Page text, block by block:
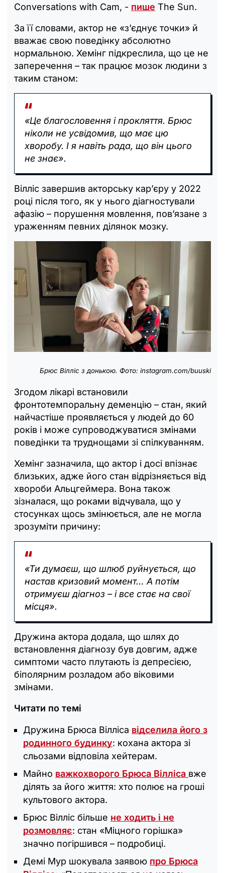
Conversations with Cam, - пише The Sun.
За її словами, актор не «з’єднує точки» й
вважає свою поведінку абсолютно
нормальною. Хемінг підкреслила, що це не
заперечення – так працює мозок людини з
таким станом:
«Це благословення і прокляття. Брюс
ніколи не усвідомив, що має цю
хворобу. І я навіть рада, що він цього
не знає».
Вілліс завершив акторську кар’єру у 2022
році після того, як у нього діагностували
афазію – порушення мовлення, пов’язане з
ураженням певних ділянок мозку.
Брюс Вілліс з донькою. Фото: instagram.com/buuski
Згодом лікарі встановили
фронтотемпоральну деменцію – стан, який
найчастіше проявляється у людей до 60
років і може супроводжуватися змінами
поведінки та труднощами зі спілкуванням.
Хемінг зазначила, що актор і досі впізнає
близьких, адже його стан відрізняється від
хвороби Альцгеймера. Вона також
зізналася, що роками відчувала, що у
стосунках щось змінюється, але не могла
зрозуміти причину:
«Ти думаєш, що шлюб руйнується, що
настав кризовий момент… А потім
отримуєш діагноз – і все стає на свої
місця».
Дружина актора додала, що шлях до
встановлення діагнозу був довгим, адже
симптоми часто плутають із депресією,
біполярним розладом або віковими
змінами.
Читати по темі
Дружина Брюса Вілліса відселила його з
родинного будинку: кохана актора зі
сльозами відповіла хейтерам.
Майно важкохворого Брюса Вілліса вже
ділять за його життя: хто полює на гроші
культового актора.
Брюс Вілліс більше не ходить і не
розмовляє: стан «‎Міцного горішка»
значно погіршився – подробиці.
Демі Мур шокувала заявою про Брюса